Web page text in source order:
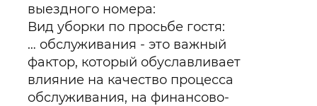
выездного номера:
Вид уборки по просьбе гостя:
… обслуживания - это важный
фактор, который обуславливает
влияние на качество процесса
обслуживания, на финансово-